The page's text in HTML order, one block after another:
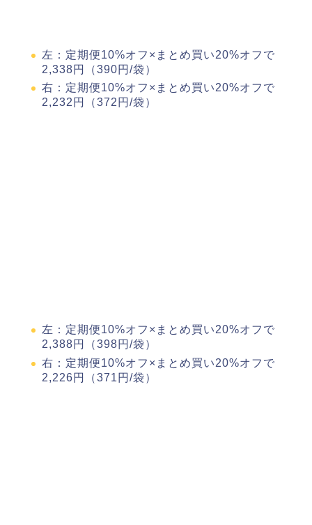
左：定期便10%オフ×まとめ買い20%オフで
2,338円（390円/袋）
右：定期便10%オフ×まとめ買い20%オフで
2,232円（372円/袋）
左：定期便10%オフ×まとめ買い20%オフで
2,388円（398円/袋）
右：定期便10%オフ×まとめ買い20%オフで
2,226円（371円/袋）